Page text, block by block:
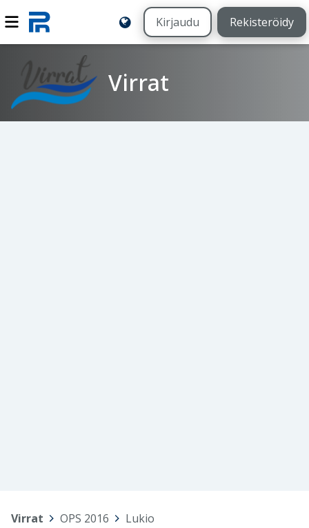
Kirjaudu Rekisteröidy
Virrat
Virrat OPS 2016 Lukio